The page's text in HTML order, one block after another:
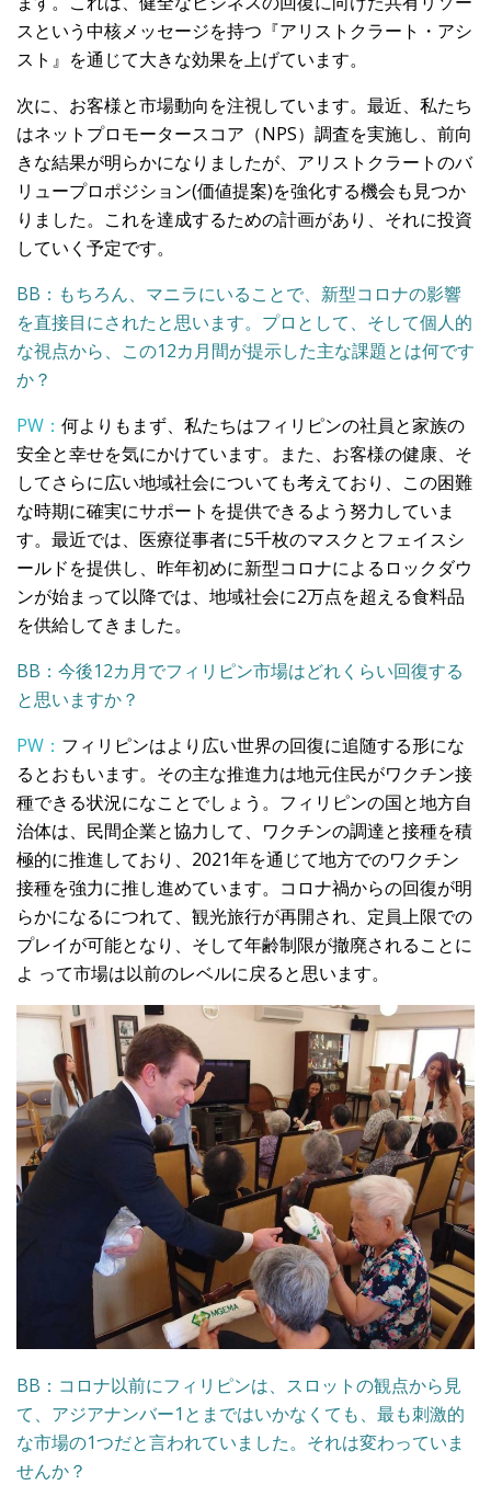
スという中核メッセージを持つ『アリストクラート・アシ
スト』を通じて大きな効果を上げています。
次に、お客様と市場動向を注視しています。最近、私たち
はネットプロモータースコア（NPS）調査を実施し、前向
きな結果が明らかになりましたが、アリストクラートのバ
リュープロポジション(価値提案)を強化する機会も見つか
りました。これを達成するための計画があり、それに投資
していく予定です。
BB：もちろん、マニラにいることで、新型コロナの影響
を直接目にされたと思います。プロとして、そして個人的
な視点から、この12カ月間が提示した主な課題とは何です
か？
PW： 何よりもまず、私たちはフィリピンの社員と家族の
安全と幸せを気にかけています。また、お客様の健康、そ
してさらに広い地域社会についても考えており、この困難
な時期に確実にサポートを提供できるよう努力していま
す。最近では、医療従事者に5千枚のマスクとフェイスシ
ールドを提供し、昨年初めに新型コロナによるロックダウ
ンが始まって以降では、地域社会に2万点を超える食料品
を供給してきました。
BB：今後12カ月でフィリピン市場はどれくらい回復する
と思いますか？
PW： フィリピンはより広い世界の回復に追随する形にな
るとおもいます。その主な推進力は地元住民がワクチン接
種できる状況になことでしょう。フィリピンの国と地方自
治体は、民間企業と協力して、ワクチンの調達と接種を積
極的に推進しており、2021年を通じて地方でのワクチン
接種を強力に推し進めています。コロナ禍からの回復が明
らかになるにつれて、観光旅行が再開され、定員上限での
プレイが可能となり、そして年齢制限が撤廃されることに
よ って市場は以前のレベルに戻ると思います。
BB：コロナ以前にフィリピンは、スロットの観点から見
て、アジアナンバー1とまではいかなくても、最も刺激的
な市場の1つだと言われていました。それは変わっていま
せんか？